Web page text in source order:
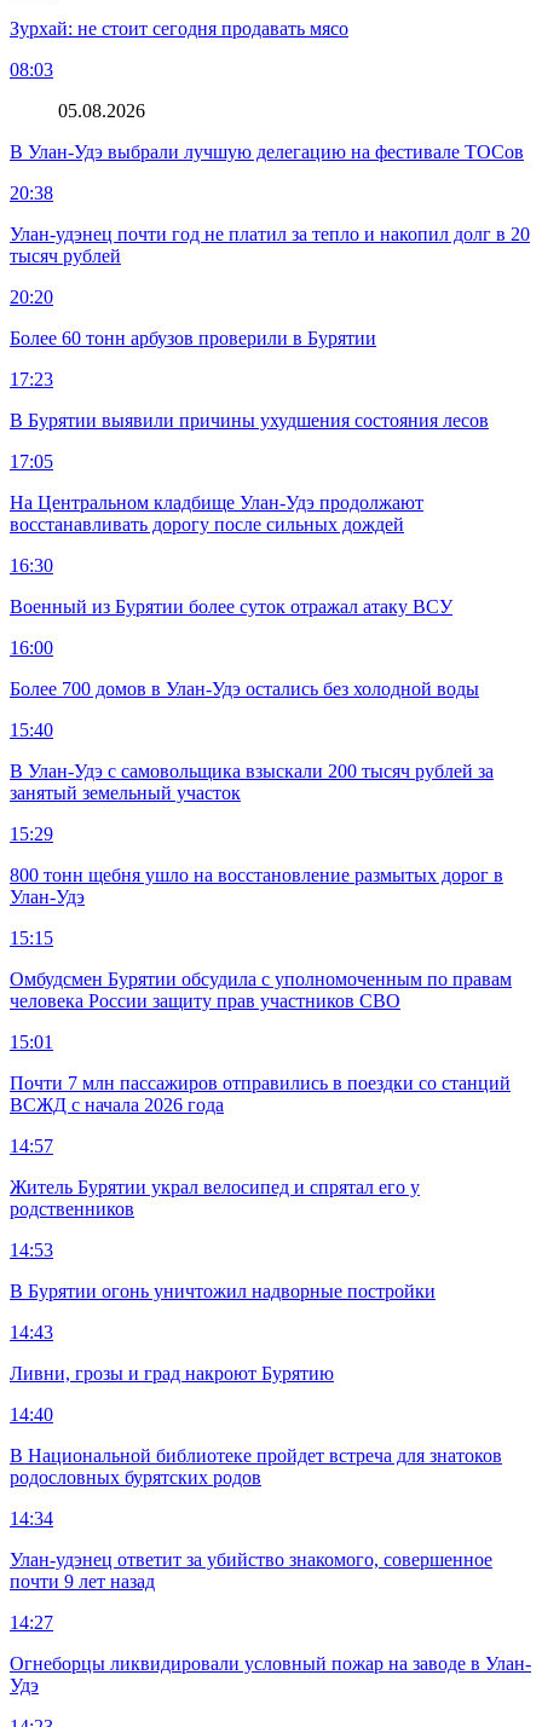
Зурхай: не стоит сегодня продавать мясо
08:03
05.08.2026
В Улан-Удэ выбрали лучшую делегацию на фестивале ТОСов
20:38
Улан-удэнец почти год не платил за тепло и накопил долг в 20
тысяч рублей
20:20
Более 60 тонн арбузов проверили в Бурятии
17:23
В Бурятии выявили причины ухудшения состояния лесов
17:05
На Центральном кладбище Улан-Удэ продолжают
восстанавливать дорогу после сильных дождей
16:30
Военный из Бурятии более суток отражал атаку ВСУ
16:00
Более 700 домов в Улан-Удэ остались без холодной воды
15:40
В Улан-Удэ с самовольщика взыскали 200 тысяч рублей за
занятый земельный участок
15:29
800 тонн щебня ушло на восстановление размытых дорог в
Улан-Удэ
15:15
Омбудсмен Бурятии обсудила с уполномоченным по правам
человека России защиту прав участников СВО
15:01
Почти 7 млн пассажиров отправились в поездки со станций
ВСЖД с начала 2026 года
14:57
Житель Бурятии украл велосипед и спрятал его у
родственников
14:53
В Бурятии огонь уничтожил надворные постройки
14:43
Ливни, грозы и град накроют Бурятию
14:40
В Национальной библиотеке пройдет встреча для знатоков
родословных бурятских родов
14:34
Улан-удэнец ответит за убийство знакомого, совершенное
почти 9 лет назад
14:27
Огнеборцы ликвидировали условный пожар на заводе в Улан-
Удэ